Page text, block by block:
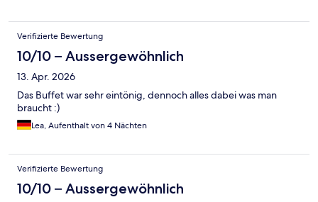
Verifizierte Bewertung
10/10 – Aussergewöhnlich
13. Apr. 2026
Das Buffet war sehr eintönig, dennoch alles dabei was man
braucht :)
Lea, Aufenthalt von 4 Nächten
Verifizierte Bewertung
10/10 – Aussergewöhnlich